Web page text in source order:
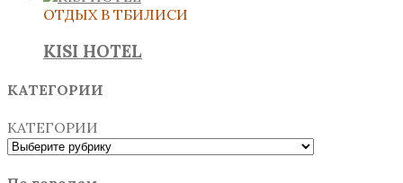
ОТДЫХ В ТБИЛИСИ
KISI HOTEL
КАТЕГОРИИ
КАТЕГОРИИ